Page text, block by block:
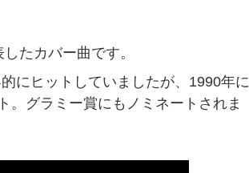
たカバー曲です。
にヒットしていましたが、1990年に
。グラミー賞にもノミネートされま